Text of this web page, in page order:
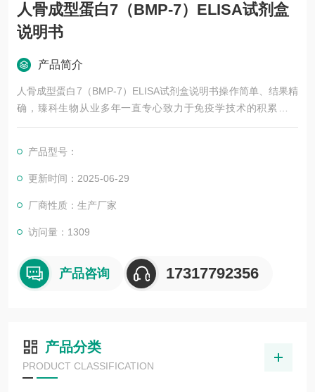
人骨成型蛋白7（BMP-7）ELISA试剂盒
说明书
产品简介
人骨成型蛋白7（BMP-7）ELISA试剂盒说明书操作简单、结果精
确，臻科生物从业多年一直专心致力于免疫学技术的积累与发
展，以其优质的产品质量与专业的技术服务，赢得业内广大人士
的合作关系，共同努力合作共赢。
产品型号：
更新时间：2025-06-29
厂商性质：生产厂家
访问量：1309
产品咨询 17317792356
产品分类
PRODUCT CLASSIFICATION